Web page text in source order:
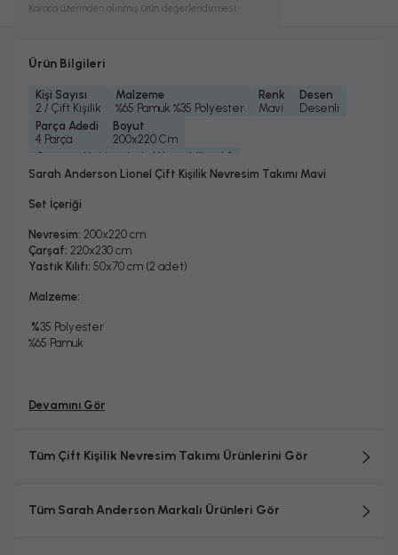
Karaca üzerinden alınmış ürün değerlendirmesi.
Ürün Bilgileri
Kişi Sayısı
2 / Çift Kişilik
Malzeme
%65 Pamuk %35 Polyester
Renk
Mavi
Desen
Desenli
Parça Adedi
4 Parça
Boyut
200x220 Cm
Çamaşır Makinesinde Yıkanabilir mi ?
Evet
Hayır
Hayır
Sarah Anderson Lionel Çift Kişilik Nevresim Takımı Mavi
Set İçeriği
Nevresim: 200x220 cm
Çarşaf: 220x230 cm
Yastık Kılıfı: 50x70 cm (2 adet)
Malzeme:
%35 Polyester
%65 Pamuk
Devamını Gör
Tüm Çift Kişilik Nevresim Takımı Ürünlerini Gör
Tüm Sarah Anderson Markalı Ürünleri Gör